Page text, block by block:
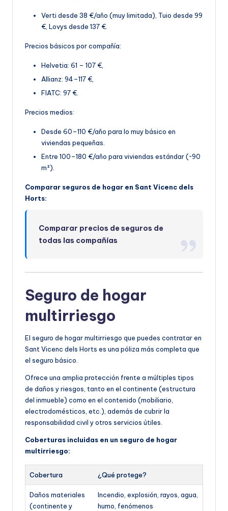
Verti desde 38 €/año (muy limitada), Tuio desde 99
€, Lovys desde 137 €.
Precios básicos por compañía:
Helvetia: 61 – 107 €,
Allianz: 94–117 €,
FIATC: 97 €.
Precios medios:
Desde 60–110 €/año para lo muy básico en
viviendas pequeñas.
Entre 100–180 €/año para viviendas estándar (~90
m²).
Comparar seguros de hogar en Sant Vicenc dels
Horts:
Comparar precios de seguros de
todas las compañías
Seguro de hogar
multirriesgo
El seguro de hogar multirriesgo que puedes contratar en
Sant Vicenc dels Horts es una póliza más completa que
el seguro básico.
Ofrece una amplia protección frente a múltiples tipos
de daños y riesgos, tanto en el continente (estructura
del inmueble) como en el contenido (mobiliario,
electrodomésticos, etc.), además de cubrir la
responsabilidad civil y otros servicios útiles.
Coberturas incluidas en un seguro de hogar
multirriesgo:
Cobertura ¿Qué protege?
Daños materiales
(continente y
Incendio, explosión, rayos, agua,
humo, fenómenos